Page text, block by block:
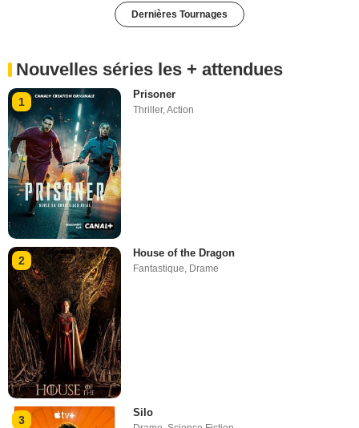
Dernières Tournages
Nouvelles séries les + attendues
1
Prisoner
Thriller,Action
2
House of the Dragon
Fantastique, Drame
3
Silo